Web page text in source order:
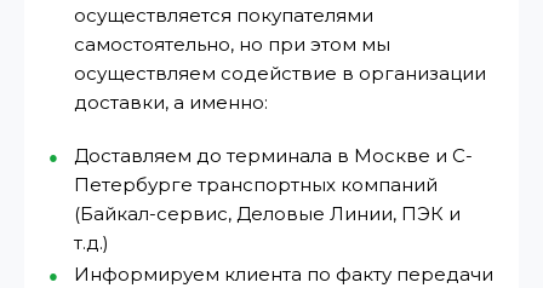
осуществляется покупателями
самостоятельно, но при этом мы
осуществляем содействие в организации
доставки, а именно:
Доставляем до терминала в Москве и С-
Петербурге транспортных компаний
(Байкал-сервис, Деловые Линии, ПЭК и
т.д.)
Информируем клиента по факту передачи